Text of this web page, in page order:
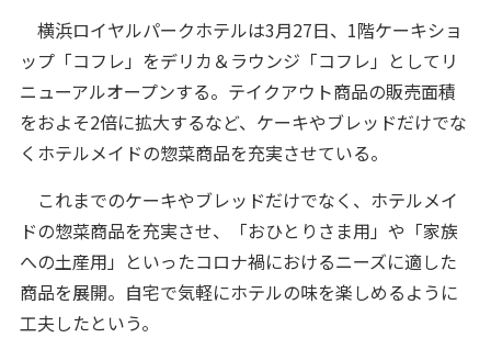
横浜ロイヤルパークホテルは3月27日、1階ケーキショ
ップ「コフレ」をデリカ＆ラウンジ「コフレ」としてリ
ニューアルオープンする。テイクアウト商品の販売面積
をおよそ2倍に拡大するなど、ケーキやブレッドだけでな
くホテルメイドの惣菜商品を充実させている。
これまでのケーキやブレッドだけでなく、ホテルメイ
ドの惣菜商品を充実させ、「おひとりさま用」や「家族
への土産用」といったコロナ禍におけるニーズに適した
商品を展開。自宅で気軽にホテルの味を楽しめるように
工夫したという。